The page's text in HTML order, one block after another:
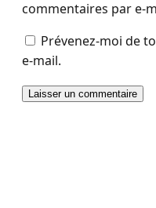
commentaires par e-
Prévenez-moi de
e-mail.